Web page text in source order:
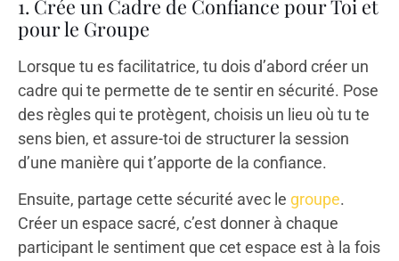
1. Crée un Cadre de Confiance pour Toi et
pour le Groupe
Lorsque tu es facilitatrice, tu dois d’abord créer un
cadre qui te permette de te sentir en sécurité. Pose
des règles qui te protègent, choisis un lieu où tu te
sens bien, et assure-toi de structurer la session
d’une manière qui t’apporte de la confiance.
Ensuite, partage cette sécurité avec le groupe.
Créer un espace sacré, c’est donner à chaque
participant le sentiment que cet espace est à la fois